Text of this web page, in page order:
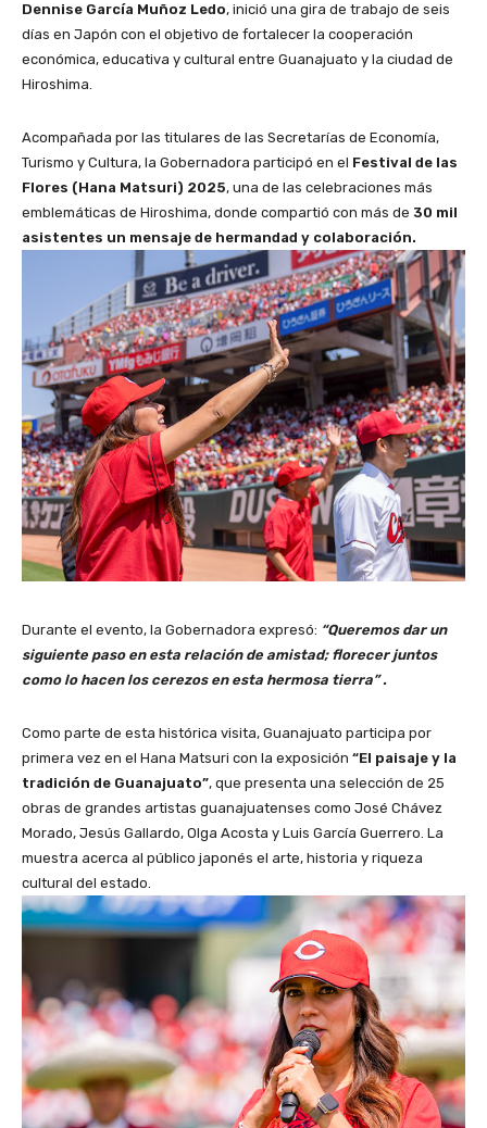
Dennise García Muñoz Ledo, inició una gira de trabajo de seis
días en Japón con el objetivo de fortalecer la cooperación
económica, educativa y cultural entre Guanajuato y la ciudad de
Hiroshima.
Acompañada por las titulares de las Secretarías de Economía,
Turismo y Cultura, la Gobernadora participó en el Festival de las
Flores (Hana Matsuri) 2025, una de las celebraciones más
emblemáticas de Hiroshima, donde compartió con más de 30 mil
asistentes un mensaje de hermandad y colaboración.
Durante el evento, la Gobernadora expresó: “Queremos dar un
siguiente paso en esta relación de amistad; florecer juntos
como lo hacen los cerezos en esta hermosa tierra” .
Como parte de esta histórica visita, Guanajuato participa por
primera vez en el Hana Matsuri con la exposición “El paisaje y la
tradición de Guanajuato”, que presenta una selección de 25
obras de grandes artistas guanajuatenses como José Chávez
Morado, Jesús Gallardo, Olga Acosta y Luis García Guerrero. La
muestra acerca al público japonés el arte, historia y riqueza
cultural del estado.